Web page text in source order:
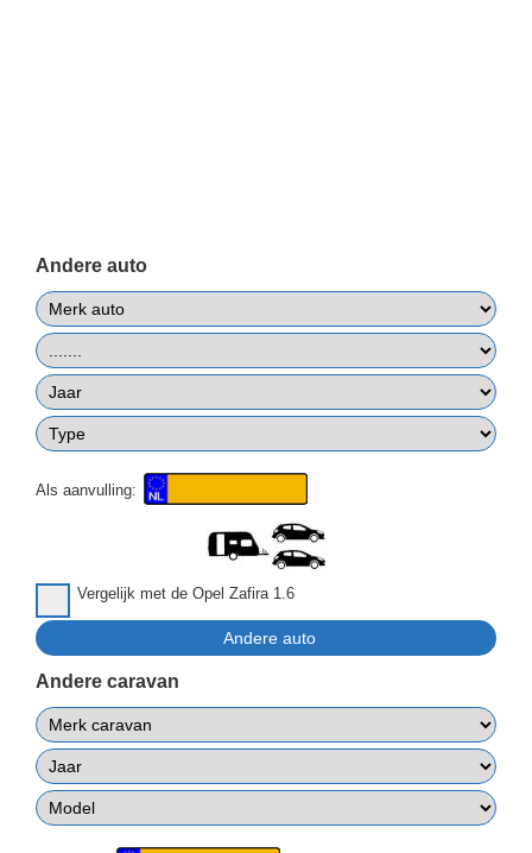
Andere auto
Als aanvulling:
Vergelijk met de Opel Zafira 1.6
Andere caravan